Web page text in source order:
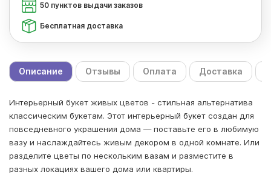
50 пунктов выдачи заказов
Бесплатная доставка
Описание Отзывы Оплата Доставка
Интерьерный букет живых цветов - стильная альтернатива
классическим букетам. Этот интерьерный букет создан для
повседневного украшения дома — поставьте его в любимую
вазу и наслаждайтесь живым декором в одной комнате. Или
разделите цветы по нескольким вазам и разместите в
разных локациях вашего дома или квартиры.